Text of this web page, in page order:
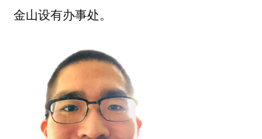
金山设有办事处。